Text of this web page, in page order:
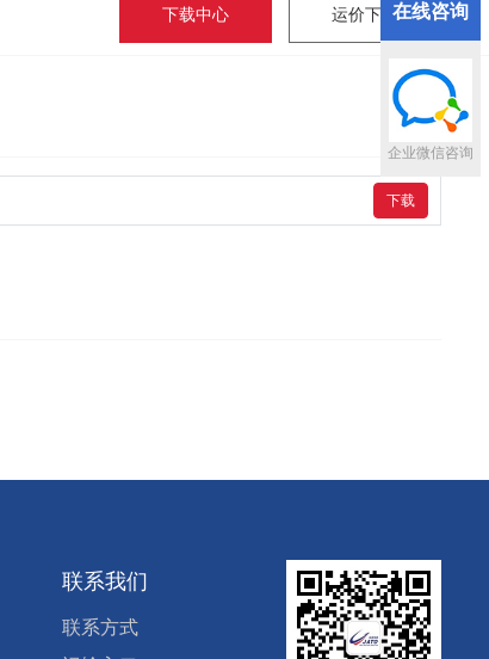
下载中心 运价下载
下载
联系我们
联系方式
在线咨询
企业微信咨询